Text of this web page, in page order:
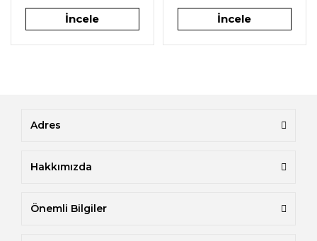
İncele İncele
Adres
Hakkımızda
Önemli Bilgiler